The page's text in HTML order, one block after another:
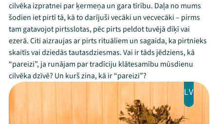
cilvēka izpratnei par ķermeņa un gara tīrību. Daļa no mums
šodien iet pirtī tā, kā to darījuši vecāki un vecvecāki – pirms
tam gatavojot pirtsslotas, pēc pirts peldot tuvējā dīķī vai
ezerā. Citi aizraujas ar pirts rituāliem un sagaida, ka pirtnieks
skaitīs vai dziedās tautasdziesmas. Vai ir tāds jēdziens, kā
“pareizi”, ja runājam par tradīciju klātesamību mūsdienu
cilvēka dzīvē? Un kurš zina, kā ir “pareizi”?
LV